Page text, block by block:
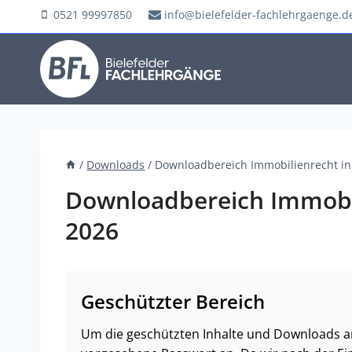
Inhalt
springen
0521 99997850 info@bielefelder-
/ Downloads / Downloadbereich Immobilienrecht
Downloadbereich
2026
Geschützter Bereich
Um die geschützten Inhalte und Downloads